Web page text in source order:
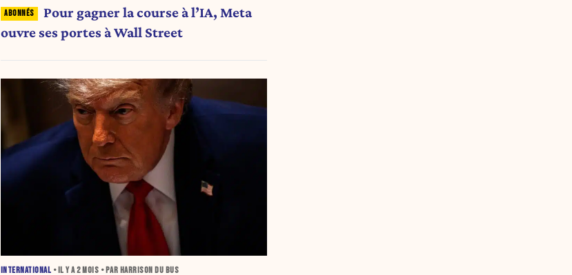
Pour gagner la course à l’IA, Meta
ouvre ses portes à Wall Street
INTERNATIONAL • IL Y A2 MOIS • PAR HARRISON DU BUS